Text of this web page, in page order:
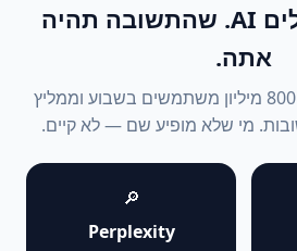
הלקוחות שואלים AI. שהתשובה תהיה
אתה.
2026: ChatGPT עבר 800 מיליון משתמשים בשבוע וממליץ
מי שלא מופיע שם — לא קיים.
🔎
Perplexity